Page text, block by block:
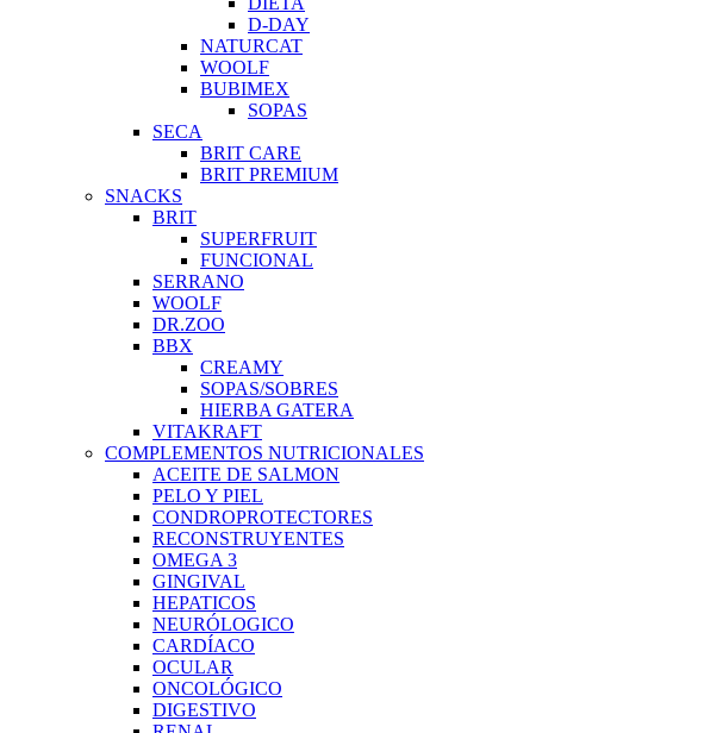
D-DAY
NATURCAT
WOOLF
BUBIMEX
SOPAS
SECA
BRIT CARE
BRIT PREMIUM
SNACKS
BRIT
SUPERFRUIT
FUNCIONAL
SERRANO
WOOLF
DR.ZOO
BBX
CREAMY
SOPAS/SOBRES
HIERBA GATERA
VITAKRAFT
COMPLEMENTOS NUTRICIONALES
ACEITE DE SALMON
PELO Y PIEL
CONDROPROTECTORES
RECONSTRUYENTES
OMEGA 3
GINGIVAL
HEPATICOS
NEURÓLOGICO
CARDÍACO
OCULAR
ONCOLÓGICO
DIGESTIVO